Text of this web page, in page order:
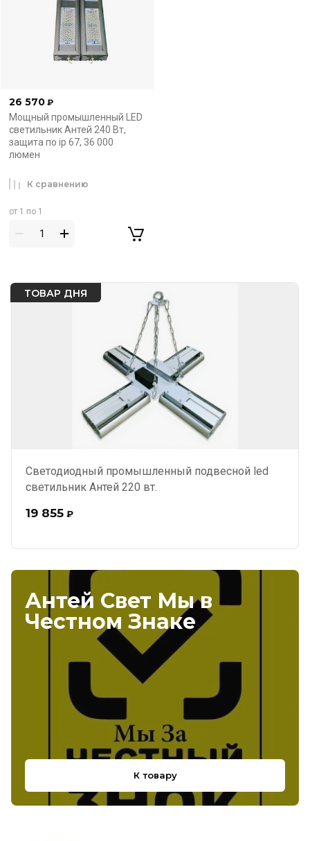
ТОВАР ДНЯ
Светодиодный промышленный подвесной led
светильник Антей 220 вт.
19 855 ₽
Антей Свет Мы в
Честном Знаке
К товару
26 570 ₽
Мощный промышленный LED
светильник Антей 240 Вт,
защита по ip 67, 36 000
люмен
от 1 по 1
К сравнению